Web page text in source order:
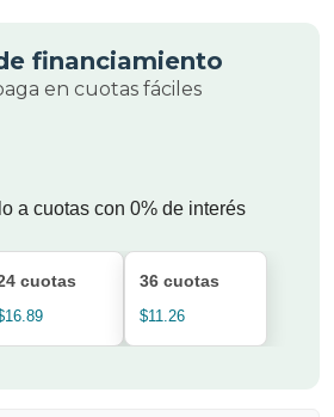
financiamiento
en cuotas fáciles
a cuotas con 0% de interés
cuotas 36 cuotas
$11.26